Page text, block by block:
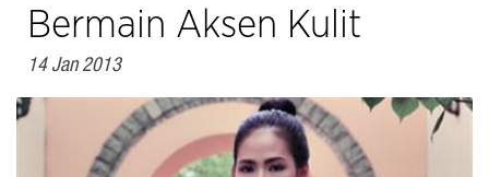
Bermain Aksen Kulit
14 Jan 2013